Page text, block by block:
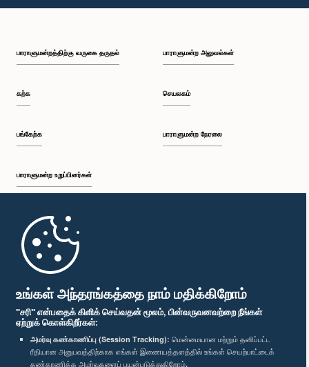
உங்கள் அந்தரங்கத்தை நாம் மதிக்கிறோம்
"சரி" என்பதைக் கிளிக் செய்வதன் மூலம், பின்வருவனவற்றை நீங்கள்
ஏற்றுக் கொள்கிறீர்கள்:
அமர்வு கண்காணிப்பு (Session Tracking): மென்மையான மற்றும் தனிப்பட்ட
ரீதியான அனுபவத்திற்காக எங்கள் இணையத்தளத்தில் உங்கள் செயற்பாட்டைக்
கண்காணிக்க அமர்வுகளைப் பயன்படுத்துகிறோம்.
பாராளுமன்றத்திற்கு வருகை தருதல்
கற்க
பங்கேற்க
பாராளுமன்ற உறுப்பினர்கள்
முதற்பக்கம்
பாராளுமன்ற அலுவல்கள்
செயலகம்
பாராளுமன்ற நேரலை
பாராளுமன்ற கையடக்க செயலி
எம்மை பின்தொடர்க :